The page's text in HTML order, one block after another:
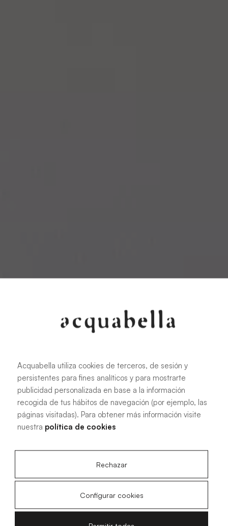
Acquabella utiliza cookies de terceros, de sesión y
persistentes para fines analíticos y para mostrarte
publicidad personalizada en base a la información
recogida de tus hábitos de navegación (por ejemplo, las
páginas visitadas). Para obtener más información visite
nuestra política de cookies
Rechazar
Configurar cookies